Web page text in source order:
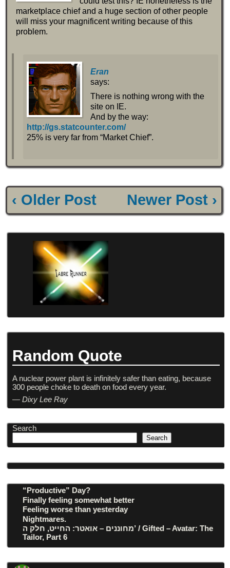
marketplace chief and a huge section of other people
will miss your magnificent writing because of this
problem.
Eran
says:
There is nothing wrong with the
site on IE.
And by the way:
http://gs.statcounter.com/
25% is very far from “Market Chief”.
‹ Older Post Newer Post ›
Random Quote
A nuclear power plant is infinitely safer than eating, because
300 people choke to death on food every year.
— Dixy Lee Ray
Search
Search
“Productive” Day?
Finally feeling somewhat better
Feeling worse than yesterday
Nightmares.
מחוננים – אואטר: החייט, חלק ה’ / Gifted – Avatar: The
Tailor, Part 6